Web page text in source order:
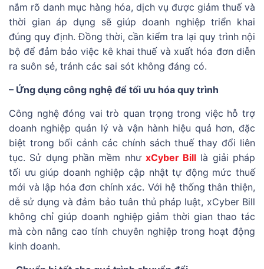
nắm rõ danh mục hàng hóa, dịch vụ được giảm thuế và
thời gian áp dụng sẽ giúp doanh nghiệp triển khai
đúng quy định. Đồng thời, cần kiểm tra lại quy trình nội
bộ để đảm bảo việc kê khai thuế và xuất hóa đơn diễn
ra suôn sẻ, tránh các sai sót không đáng có.
– Ứng dụng công nghệ để tối ưu hóa quy trình
Công nghệ đóng vai trò quan trọng trong việc hỗ trợ
doanh nghiệp quản lý và vận hành hiệu quả hơn, đặc
biệt trong bối cảnh các chính sách thuế thay đổi liên
tục. Sử dụng phần mềm như xCyber Bill là giải pháp
tối ưu giúp doanh nghiệp cập nhật tự động mức thuế
mới và lập hóa đơn chính xác. Với hệ thống thân thiện,
dễ sử dụng và đảm bảo tuân thủ pháp luật, xCyber Bill
không chỉ giúp doanh nghiệp giảm thời gian thao tác
mà còn nâng cao tính chuyên nghiệp trong hoạt động
kinh doanh.